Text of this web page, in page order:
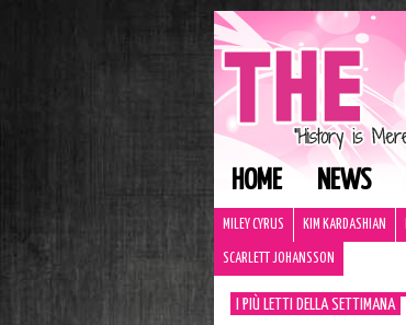
HOME NEWS
MILEY CYRUS KIM KARDASHIAN
SCARLETT JOHANSSON
I PIÙ LETTI DELLA SETTIMANA